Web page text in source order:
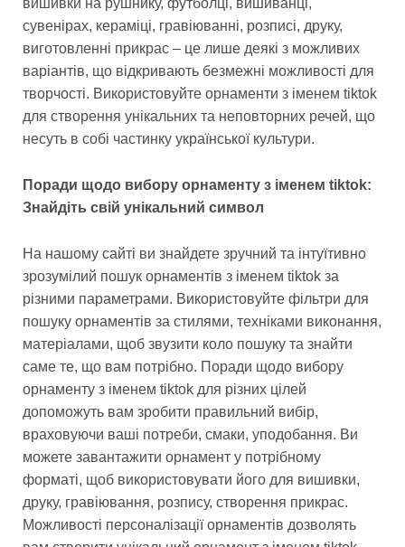
вишивки на рушнику, футболці, вишиванці,
сувенірах, кераміці, гравіюванні, розписі, друку,
виготовленні прикрас – це лише деякі з можливих
варіантів, що відкривають безмежні можливості для
творчості. Використовуйте орнаменти з іменем tiktok
для створення унікальних та неповторних речей, що
несуть в собі частинку української культури.
Поради щодо вибору орнаменту з іменем tiktok:
Знайдіть свій унікальний символ
На нашому сайті ви знайдете зручний та інтуїтивно
зрозумілий пошук орнаментів з іменем tiktok за
різними параметрами. Використовуйте фільтри для
пошуку орнаментів за стилями, техніками виконання,
матеріалами, щоб звузити коло пошуку та знайти
саме те, що вам потрібно. Поради щодо вибору
орнаменту з іменем tiktok для різних цілей
допоможуть вам зробити правильний вибір,
враховуючи ваші потреби, смаки, уподобання. Ви
можете завантажити орнамент у потрібному
форматі, щоб використовувати його для вишивки,
друку, гравіювання, розпису, створення прикрас.
Можливості персоналізації орнаментів дозволять